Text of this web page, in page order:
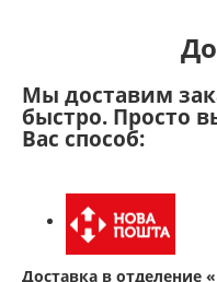
Мы доставим
быстро. Просто
Вас способ:
Доставка в отделение